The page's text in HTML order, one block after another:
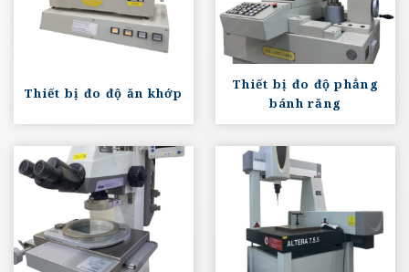
Thiết bị đo độ ăn khớp
Thiết bị đo độ phẳng
bánh răng